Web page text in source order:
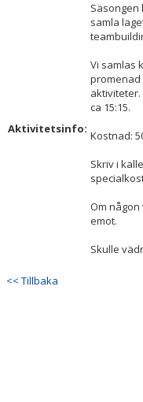
Aktivitetsinfo:
Säsongen
samla
Vi samlas
promenad
ca 15:15.
Kostnad:
Skriv i
Om
emot.
Skulle
<< Tillbaka